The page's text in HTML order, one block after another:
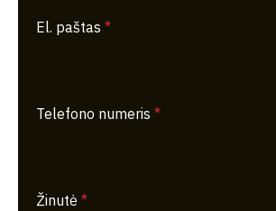
El. paštas *
Telefono numeris *
Žinutė *